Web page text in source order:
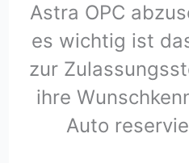
Astra OPC
es wichtig ist
zur
ihre
Auto